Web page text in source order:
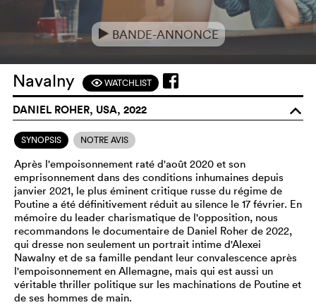
e BANDE-ANNONCE
Navalny FWATCHLIST
DANIEL ROHER, USA, 2022 o
SYNOPSIS NOTRE AVIS
Après l'empoisonnement raté d'août 2020 et son
emprisonnement dans des conditions inhumaines depuis
janvier 2021, le plus éminent critique russe du régime de
Poutine a été définitivement réduit au silence le 17 février. En
mémoire du leader charismatique de l'opposition, nous
recommandons le documentaire de Daniel Roher de 2022,
qui dresse non seulement un portrait intime d'Alexei
Nawalny et de sa famille pendant leur convalescence après
l'empoisonnement en Allemagne, mais qui est aussi un
véritable thriller politique sur les machinations de Poutine et
de ses hommes de main.